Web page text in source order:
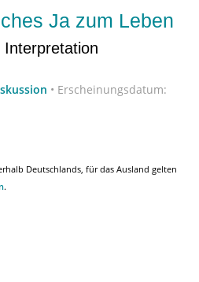
Ja zum Leben
Interpretation
• Erscheinungsdatum:
Deutschlands, für das Ausland gelten
.